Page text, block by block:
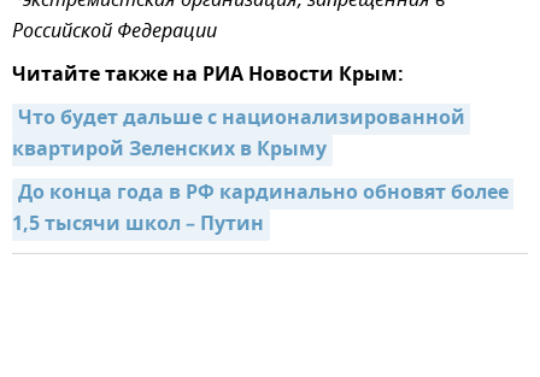
Российской Федерации
Читайте также на РИА Новости Крым:
Что будет дальше с национализированной
квартирой Зеленских в Крыму
До конца года в РФ кардинально обновят более
1,5 тысячи школ – Путин